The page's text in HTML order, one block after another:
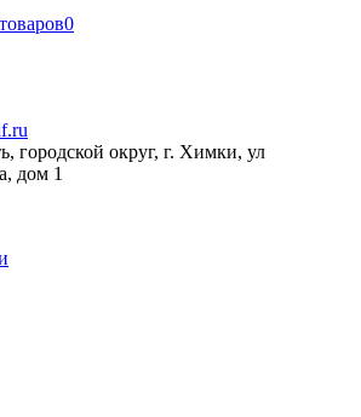
0
городской округ, г. Химки, ул
дом 1